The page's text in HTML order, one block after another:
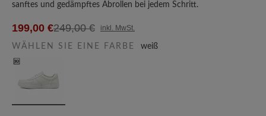
sanftes und gedämpftes Abrollen bei jedem Schritt.
199,00 €249,00 € inkl. MwSt.
WÄHLEN SIE EINE FARBE weiß